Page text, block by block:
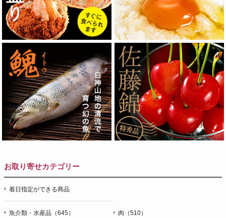
お取り寄せカテゴリー
着日指定ができる商品
魚介類・水産品（645） 肉（510）